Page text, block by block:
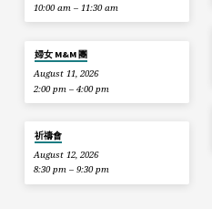
10:00 am – 11:30 am
婦女 M&M 團
August 11, 2026
2:00 pm – 4:00 pm
祈禱會
August 12, 2026
8:30 pm – 9:30 pm